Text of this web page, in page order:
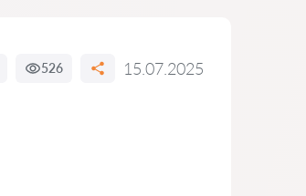
526 15.07.2025